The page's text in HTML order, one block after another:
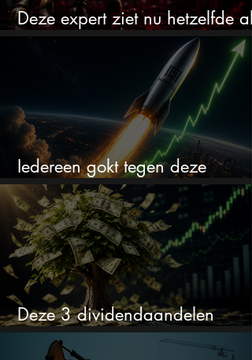
Deze expert ziet nu hetzelfde als
voor de crash van 1987
Iedereen gokt tegen deze
aandelen. Ik zou er juist 2
Deze 3 dividendaandelen
kunnen binnenkort flink stijgen